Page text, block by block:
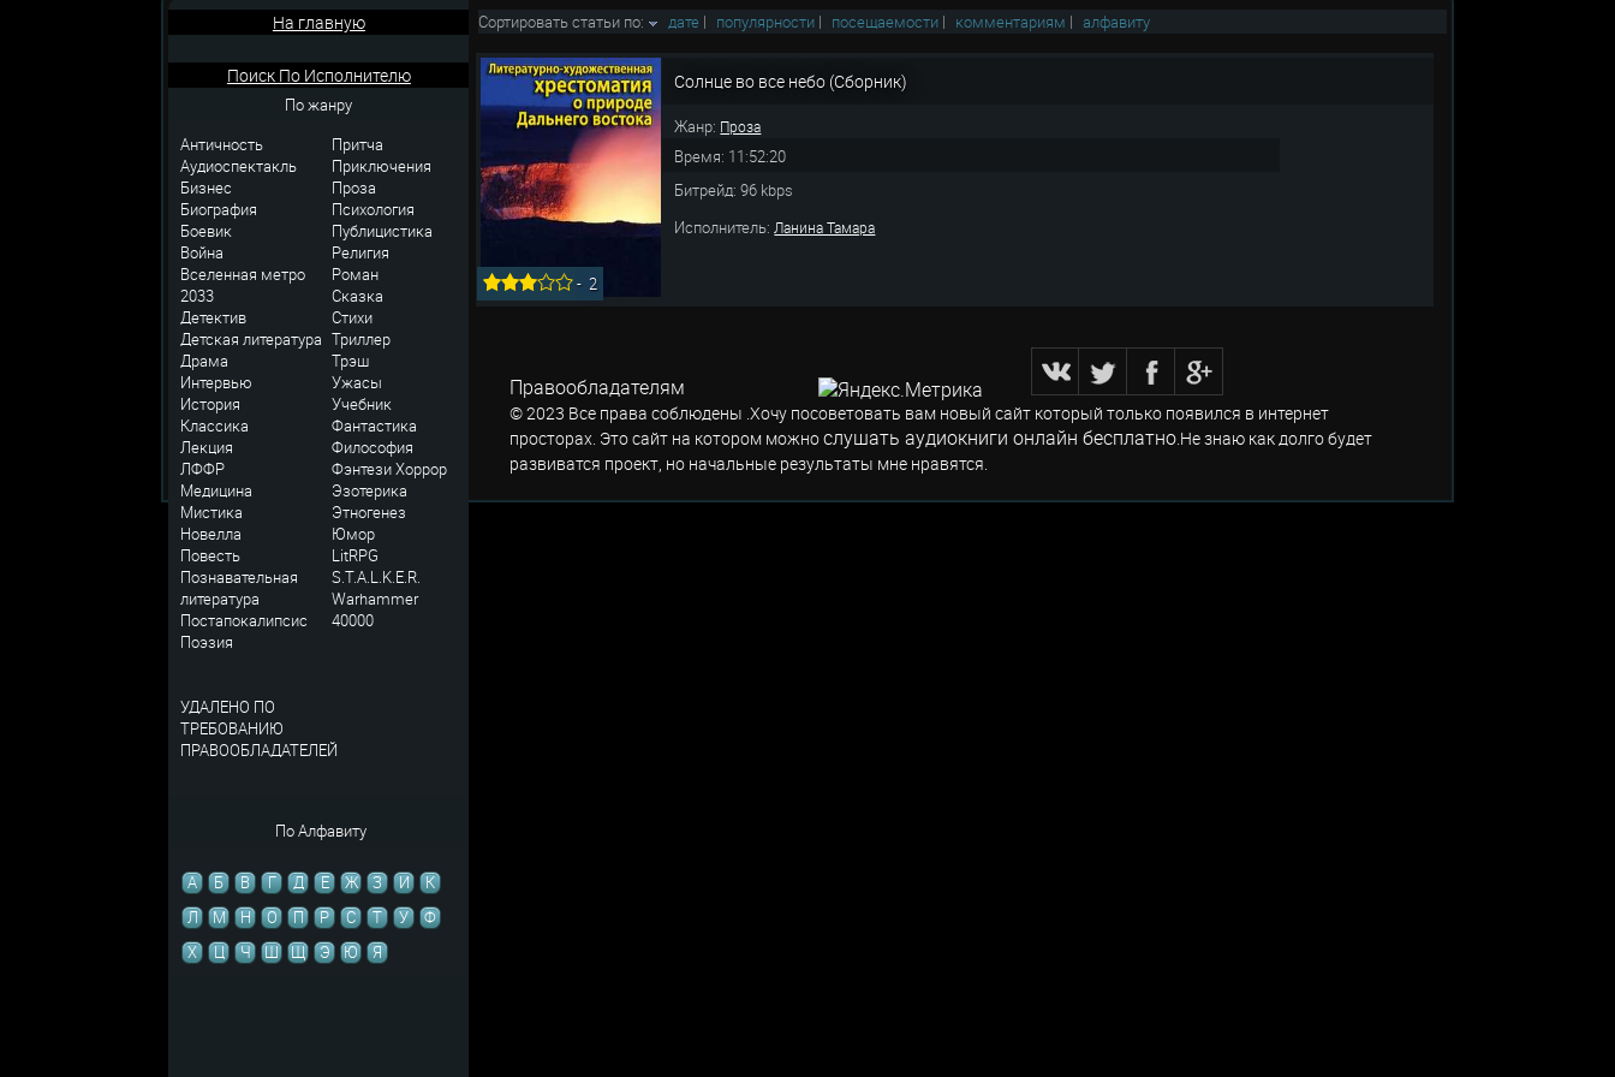
На главную
Поиск По Исполнителю
По жанру
Античность
Аудиоспектакль
Бизнес
Биография
Боевик
Война
Вселенная метро
2033
Детектив
Детская литература
Драма
Интервью
История
Классика
Лекция
ЛФФР
Медицина
Мистика
Новелла
Повесть
Познавательная
литература
Постапокалипсис
Поэзия
УДАЛЕНО ПО
ТРЕБОВАНИЮ
ПРАВООБЛАДАТЕЛЕЙ
Притча
Приключения
Проза
Психология
Публицистика
Религия
Роман
Сказка
Стихи
Триллер
Трэш
Ужасы
Учебник
Фантастика
Философия
ФэнтезиХоррор
Эзотерика
Этногенез
Юмор
LitRPG
S.T.A.L.K.E.R.
Warhammer
40000
По Алфавиту
А Б В Г Д Е Ж З И
К
Л
М Н О П Р С Т У
Ф
Х
Ц Ч Ш Щ Э Ю Я
Сортировать статьи по: дате | популярности | посещаемости | комментариям | алфавиту
-2
Солнце во все небо (Сборник)
Жанр: Проза
Время: 11:52:20
Битрейд: 96 kbps
Исполнитель:Ланина Тамара
Правообладателям
© 2023 Все права соблюдены .Хочу посоветовать вам новый сайт который только появился в интернет
просторах. Это сайт на котором можнослушать аудиокниги онлайн бесплатно.Не знаю как долго будет
развиватся проект, но начальные результаты мне нравятся.